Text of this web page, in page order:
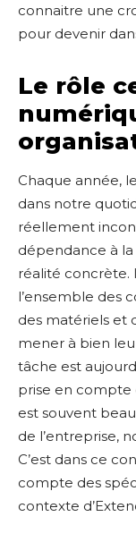
connaitre une
pour devenir
Le rôle
Chaque année,
dans notre
réellement
dépendance à
réalité concrète.
l’ensemble des
des matériels et
mener à bien
tâche est
prise en compte
est souvent
de l’entreprise,
C’est dans ce
compte des
contexte